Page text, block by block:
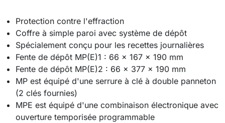
Protection contre l'effraction
Coffre à simple paroi avec système de dépôt
Spécialement conçu pour les recettes journalières
Fente de dépôt MP(E)1 : 66 x 167 x 190 mm
Fente de dépôt MP(E)2 : 66 x 377 x 190 mm
MP est équipé d'une serrure à clé à double panneton
(2 clés fournies)
MPE est équipé d'une combinaison électronique avec
ouverture temporisée programmable